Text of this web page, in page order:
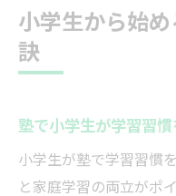
小学生から始
訣
塾で小学生が学習習
小学生が塾で学習習慣
と家庭学習の両立がポ